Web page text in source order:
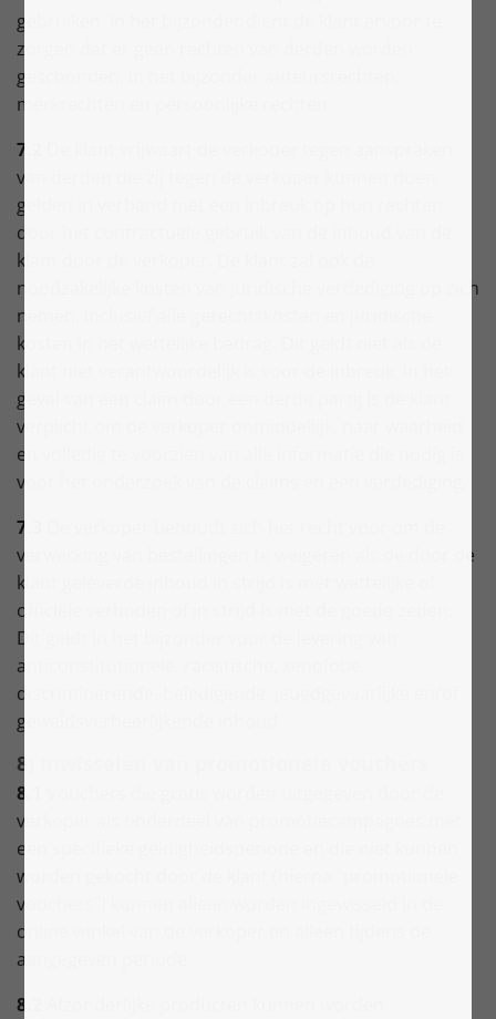
gebruiken. In het bijzonder dient de klant ervoor te
zorgen dat er geen rechten van derden worden
geschonden, in het bijzonder auteursrechten,
merkrechten en persoonlijke rechten.
7.2
van derden die zij tegen de verkoper kunnen doen
gelden in verband met een inbreuk op hun rechten
door het contractuele gebruik van de inhoud van de
klant door de verkoper. De klant zal ook de
noodzakelijke kosten van juridische verdediging op zich
nemen, inclusief alle gerechtskosten en juridische
kosten in het wettelijke bedrag. Dit geldt niet als de
klant niet verantwoordelijk is voor de inbreuk. In het
geval van een claim door een derde partij is de klant
verplicht om de verkoper onmiddellijk, naar waarheid
en volledig te voorzien van alle informatie die nodig is
voor het onderzoek van de claims en een verdediging.
7.3
verwerking van bestellingen te weigeren als de door de
klant geleverde inhoud in strijd is met wettelijke of
officiële verboden of in strijd is met de goede zeden.
Dit geldt in het bijzonder voor de levering van
anticonstitutionele, racistische, xenofobe,
discriminerende, beledigende, jeugdgevaarlijke en/of
geweldsverheerlijkende inhoud.
8) Inwisselen van promotionele vouchers
8.1
verkoper als onderdeel van promotiecampagnes met
een specifieke geldigheidsperiode en die niet kunnen
worden gekocht door de klant (hierna "promotionele
vouchers") kunnen alleen worden ingewisseld in de
online winkel van de verkoper en alleen tijdens de
aangegeven periode.
8.2